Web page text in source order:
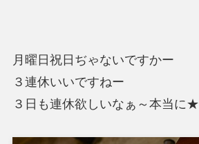
月曜日祝日ぢゃないですかー
３連休いいですねー
３日も連休欲しいなぁ～本当に★